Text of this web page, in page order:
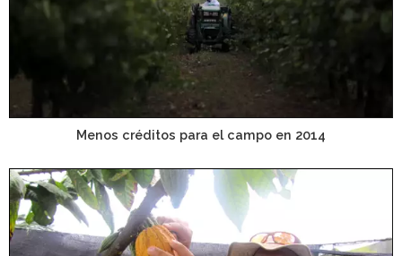
Menos créditos para el campo en 2014